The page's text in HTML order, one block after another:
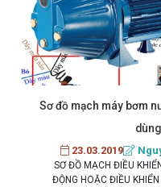
Sơ đồ mạch máy bơm
23.03.2019
SƠ ĐỒ MẠCH ĐIỀU
ĐỘNG HOẶC ĐIỀU